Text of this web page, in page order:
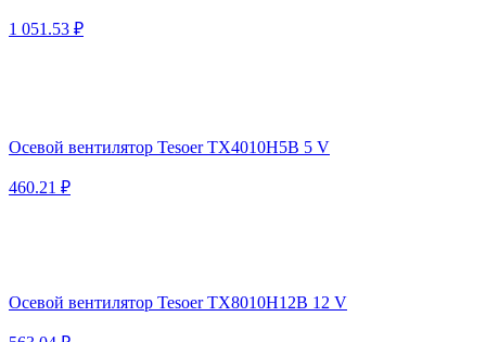
1 051.53 ₽
Осевой вентилятор Tesoer TX4010H5B 5 V
460.21 ₽
Осевой вентилятор Tesoer TX8010H12B 12 V